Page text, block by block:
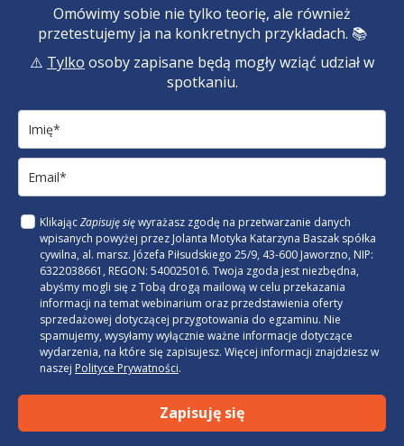
Omówimy sobie nie tylko teorię, ale również
przetestujemy ja na konkretnych przykładach. 📚
⚠️ Tylko osoby zapisane będą mogły wziąć udział w
spotkaniu.
KlikającZapisuję sięwyrażasz zgodę na przetwarzanie danych
wpisanych powyżej przez Jolanta Motyka Katarzyna Baszak spółka
cywilna, al. marsz. Józefa Piłsudskiego 25/9, 43-600 Jaworzno, NIP:
6322038661, REGON: 540025016. Twoja zgoda jest niezbędna,
abyśmy mogli się z Tobą drogą mailową w celu przekazania
informacji na temat webinarium oraz przedstawienia oferty
sprzedażowej dotyczącej przygotowania do egzaminu. Nie
spamujemy, wysyłamy wyłącznie ważne informacje dotyczące
wydarzenia, na które się zapisujesz. Więcej informacji znajdziesz w
naszej Polityce Prywatności.
Zapisuję się